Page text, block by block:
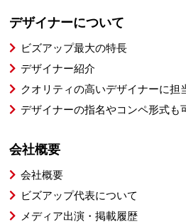
デザイナーについて
ビズアップ最大の特長
デザイナー紹介
クオリティの高いデザイナーに担
デザイナーの指名やコンペ形式も
会社概要
会社概要
ビズアップ代表について
メディア出演・掲載履歴